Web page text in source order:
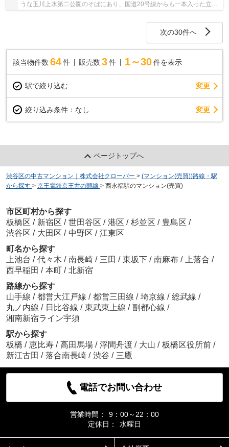
うな玉川上水第二公園のそばにあり、国道20号線からも一本入った立地
次の30件へ
該当物件数 64件 販売数 3 件 1～30 件を表示
駅で絞り込む 変更
絞り込み条件： なし 変更
ページトップへ
渋谷区の中古マンション｜株式会社クローバー > (マンション(売買))路線・駅
から探す > 京王電鉄京王井の頭線 > 西永福駅のマンション(売買)
市区町村から探す
板橋区 / 新宿区 / 世田谷区 / 港区 / 杉並区 / 豊島区 /
渋谷区 / 大田区 / 中野区 / 江東区
町名から探す
上池台 / 代々木 / 南長崎 / 三田 / 東坂下 / 南麻布 / 上落合 /
西早稲田 / 本町 / 北新宿
路線から探す
山手線 / 都営大江戸線 / 都営三田線 / 埼京線 / 総武線 /
丸ノ内線 / 日比谷線 / 東武東上線 / 副都心線 /
湘南新宿ライン宇須
駅から探す
板橋 / 恵比寿 / 高田馬場 / 浮間舟渡 / 大山 / 板橋区役所前 /
新江古田 / 落合南長崎 / 渋谷 / 三鷹
電話でお問い合わせ
営業時間：
9：00～22：00
定休日：
水曜日